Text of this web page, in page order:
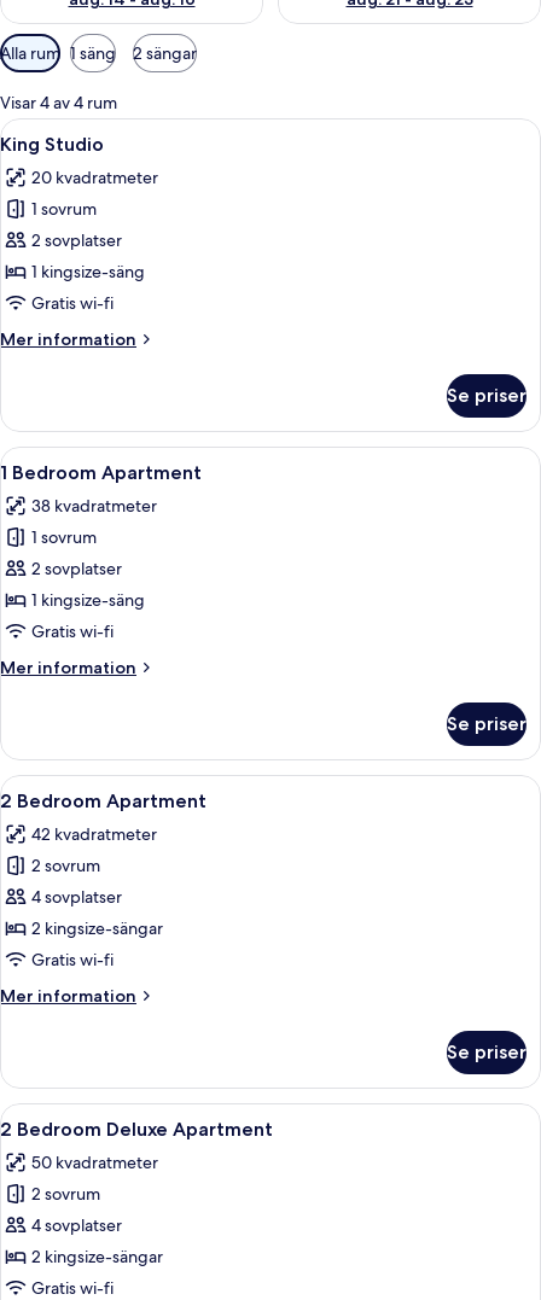
Tillgängliga
filter
för
rum
Alla rum 1 säng 2 sängar
Visar 4 av 4 rum
Öppna
alla
foton
för
King
Studio
Ett modernt sovrum med en stor
7
King Studio
20 kvadratmeter
1 sovrum
2 sovplatser
1 kingsize-säng
Gratis wi-fi
Mer information
Mer
Studio
Se priser
Öppna
alla
foton
för
1
Bedroom
Apartment
Ett hotellrum med en stor säng, en
16
1 Bedroom Apartment
38 kvadratmeter
1 sovrum
2 sovplatser
1 kingsize-säng
Gratis wi-fi
Mer information
Mer
Bedroom
Apartment
Se priser
Öppna
alla
foton
för
2
Bedroom
Apartment
Ett modernt hotellrum med en dörr
8
2 Bedroom Apartment
42 kvadratmeter
2 sovrum
4 sovplatser
2 kingsize-sängar
Gratis wi-fi
Mer information
Mer
Bedroom
Apartment
Se priser
Öppna
alla
foton
för
2
Bedroom
Deluxe
Ett modernt hotellrum med en stor
6
2 Bedroom Deluxe Apartment
50 kvadratmeter
2 sovrum
4 sovplatser
2 kingsize-sängar
Gratis wi-fi